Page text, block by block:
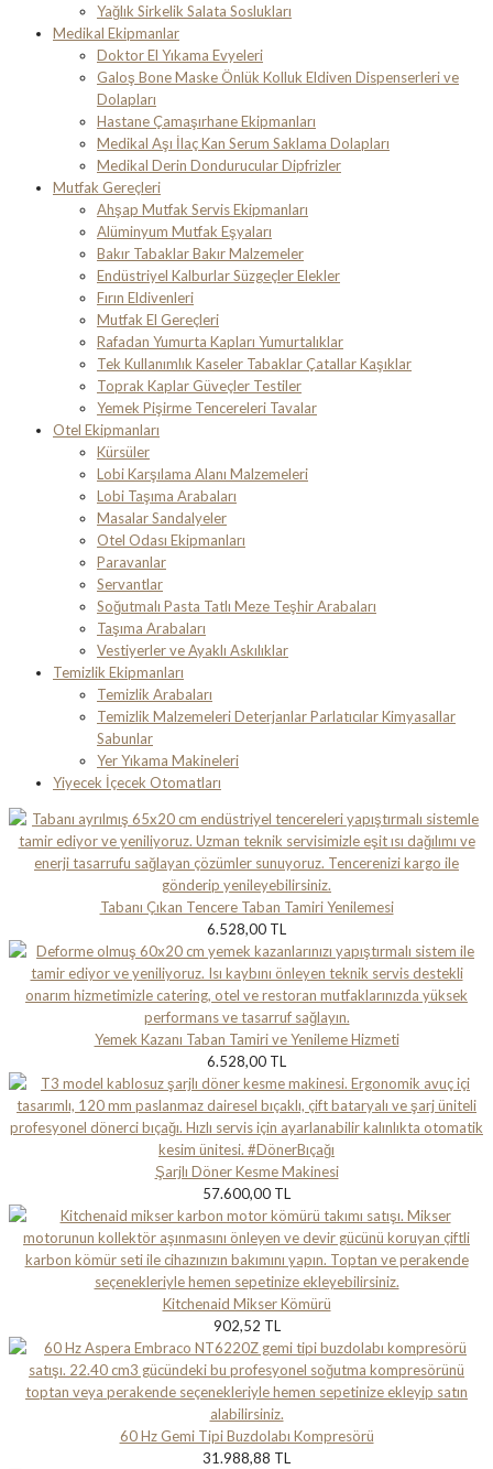
Yağlık Sirkelik Salata Soslukları
Medikal Ekipmanlar
Doktor El Yıkama Evyeleri
Galoş Bone Maske Önlük Kolluk Eldiven Dispenserleri ve
Dolapları
Hastane Çamaşırhane Ekipmanları
Medikal Aşı İlaç Kan Serum Saklama Dolapları
Medikal Derin Dondurucular Dipfrizler
Mutfak Gereçleri
Ahşap Mutfak Servis Ekipmanları
Alüminyum Mutfak Eşyaları
Bakır Tabaklar Bakır Malzemeler
Endüstriyel Kalburlar Süzgeçler Elekler
Fırın Eldivenleri
Mutfak El Gereçleri
Rafadan Yumurta Kapları Yumurtalıklar
Tek Kullanımlık Kaseler Tabaklar Çatallar Kaşıklar
Toprak Kaplar Güveçler Testiler
Yemek Pişirme Tencereleri Tavalar
Otel Ekipmanları
Kürsüler
Lobi Karşılama Alanı Malzemeleri
Lobi Taşıma Arabaları
Masalar Sandalyeler
Otel Odası Ekipmanları
Paravanlar
Servantlar
Soğutmalı Pasta Tatlı Meze Teşhir Arabaları
Taşıma Arabaları
Vestiyerler ve Ayaklı Askılıklar
Temizlik Ekipmanları
Temizlik Arabaları
Temizlik Malzemeleri Deterjanlar Parlatıcılar Kimyasallar
Sabunlar
Yer Yıkama Makineleri
Yiyecek İçecek Otomatları
Tabanı Çıkan Tencere Taban Tamiri Yenilemesi
6.528,00 TL
Yemek Kazanı Taban Tamiri ve Yenileme Hizmeti
6.528,00 TL
Şarjlı Döner Kesme Makinesi
57.600,00 TL
Kitchenaid Mikser Kömürü
902,52 TL
60 Hz Gemi Tipi Buzdolabı Kompresörü
31.988,88 TL